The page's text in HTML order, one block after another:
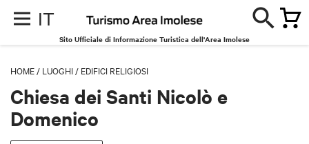
IT
Sito Ufficiale di Informazione Turistica dell'Area Imolese
HOME / LUOGHI / EDIFICI RELIGIOSI
Chiesa dei Santi Nicolò e
Domenico